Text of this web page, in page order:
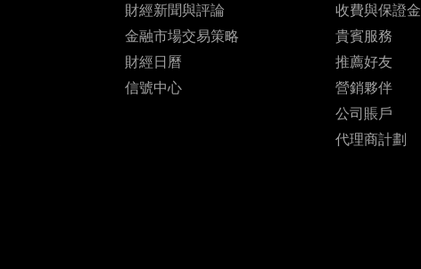
財經新聞與評論
金融市場交易策略
財經日曆
信號中心
收費與保證金
貴賓服務
推薦好友
營銷夥伴
公司賬戶
代理商計劃